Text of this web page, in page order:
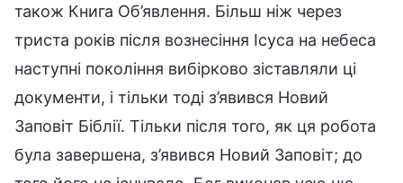
також Книга Об’явлення. Більш ніж через
триста років після вознесіння Ісуса на небеса
наступні покоління вибірково зіставляли ці
документи, і тільки тоді з’явився Новий
Заповіт Біблії. Тільки після того, як ця робота
була завершена, з’явився Новий Заповіт; до